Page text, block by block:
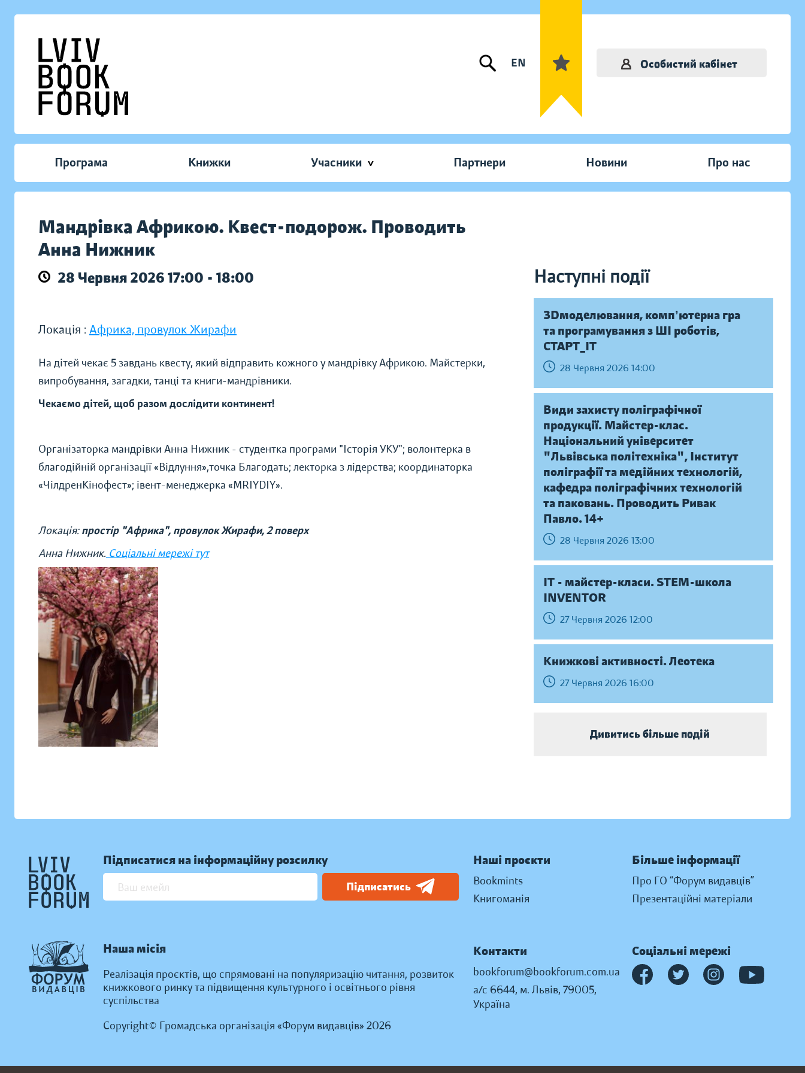
EN Особистий кабінет
Програма Книжки Учасники Партнери Новини Про нас
Мандрівка Африкою. Квест-подорож. Проводить
Анна Нижник
28 Червня 2026 17:00 - 18:00 Наступні події
Локація : Африка, провулок Жирафи
На дітей чекає 5 завдань квесту, який відправить кожного у мандрівку Африкою. Майстерки,
випробування, загадки, танці та книги-мандрівники.
Чекаємо дітей, щоб разом дослідити континент!
Організаторка мандрівки Анна Нижник - студентка програми "Історія УКУ"; волонтерка в
благодійній організації «Відлуння»,точка Благодать; лекторка з лідерства; координаторка
«ЧілдренКінофест»; івент-менеджерка «MRIYDIY».
Локація:простір "Африка", провулок Жирафи, 2 поверх
Анна Нижник. Соціальні мережі тут
ЗDмоделювання, компʼютерна гра
та програмування з ШІ роботів,
СТАРТ_ІТ
28 Червня 2026 14:00
Види захисту поліграфічної
продукції. Майстер-клас.
Національний університет
"Львівська політехніка", Інститут
поліграфії та медійних технологій,
кафедра поліграфічних технологій
та паковань. Проводить Ривак
Павло. 14+
28 Червня 2026 13:00
IT - майстер-класи. STEM-школа
INVENTOR
27 Червня 2026 12:00
Книжкові активності. Леотека
27 Червня 2026 16:00
Дивитись більше подій
Підписатися на інформаційну розсилку
Підписатись
Наша місія
Реалізація проєктів, що спрямовані на популяризацію читання, розвиток
книжкового ринку та підвищення культурного і освітнього рівня
суспільства
Copyright© Громадська організація «Форум видавців» 2026
Наші проєкти
Bookmints
Книгоманія
Більше інформації
Про ГО “Форум видавців”
Презентаційні матеріали
Контакти
bookforum@bookforum.com.ua
а/с 6644, м. Львів, 79005,
Україна
Соціальні мережі